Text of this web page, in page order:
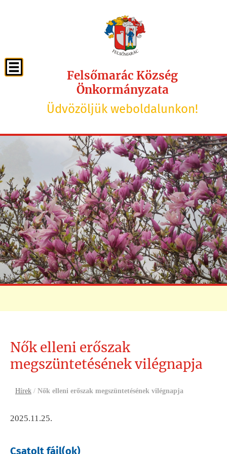
Felsőmarác Község
Önkormányzata
Üdvözöljük weboldalunkon!
Nők elleni erőszak
megszüntetésének vilégnapja
Hírek / Nők elleni erőszak megszüntetésének vilégnapja
2025.11.25.
Csatolt fájl(ok)